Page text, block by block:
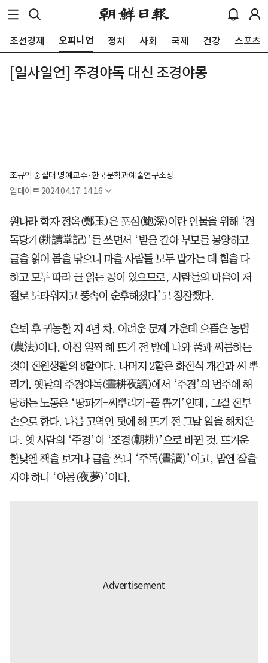
조선경제 오피니언 정치 사회 국제 건강 스포츠
[일사일언] 주경야독 대신 조경야몽
조규익 숭실대 명예교수·한국문학과예술연구소장
업데이트 2024.04.17. 14:16
원나라 학자 정옥(鄭玉)은 포심(鮑深)이란 인물을 위해 ‘경
독당기(耕讀堂記)’를 쓰면서 ‘밭을 갈아 부모를 봉양하고
글을 읽어 몸을 닦으니 마을 사람들 모두 밭가는 데 힘을 다
하고 모두 따라 글 읽는 공이 있으므로, 사람들의 마음이 저
절로 도타워지고 풍속이 순후해졌다’고 칭찬했다.
은퇴 후 귀농한 지 4년 차. 어려운 문제 가운데 으뜸은 농법
(農法)이다. 아침 일찍 해 뜨기 전 밭에 나와 풀과 씨름하는
것이 전원생활의 8할이다. 나머지 2할은 화전식 개간과 씨 뿌
리기. 옛날의 주경야독(晝耕夜讀)에서 ‘주경’의 범주에 해
당하는 노동은 ‘땅파기-씨뿌리기-풀 뽑기’인데, 그걸 전부
손으로 한다. 나름 고역인 탓에 해 뜨기 전 그날 일을 해치운
다. 옛 사람의 ‘주경’이 ‘조경(朝耕)’으로 바뀐 것. 뜨거운
한낮엔 책을 보거나 글을 쓰니 ‘주독(晝讀)’이고, 밤엔 잠을
자야 하니 ‘야몽(夜夢)’이다.